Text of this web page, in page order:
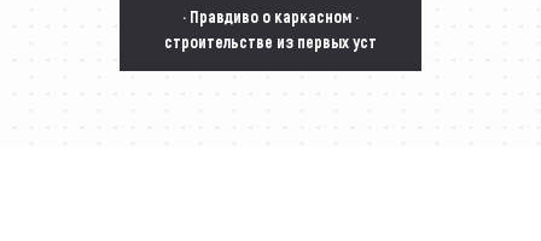
· Правдиво о каркасном ·
строительстве из первых уст